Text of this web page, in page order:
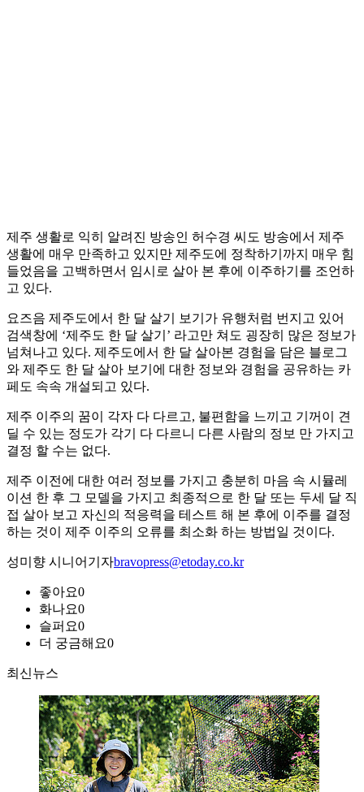
제주 생활로 익히 알려진 방송인 허수경 씨도 방송에서 제주
생활에 매우 만족하고 있지만 제주도에 정착하기까지 매우 힘
들었음을 고백하면서 임시로 살아 본 후에 이주하기를 조언하
고 있다.
요즈음 제주도에서 한 달 살기 보기가 유행처럼 번지고 있어
검색창에 ‘제주도 한 달 살기’ 라고만 쳐도 굉장히 많은 정보가
넘쳐나고 있다. 제주도에서 한 달 살아본 경험을 담은 블로그
와 제주도 한 달 살아 보기에 대한 정보와 경험을 공유하는 카
페도 속속 개설되고 있다.
제주 이주의 꿈이 각자 다 다르고, 불편함을 느끼고 기꺼이 견
딜 수 있는 정도가 각기 다 다르니 다른 사람의 정보 만 가지고
결정 할 수는 없다.
제주 이전에 대한 여러 정보를 가지고 충분히 마음 속 시뮬레
이션 한 후 그 모델을 가지고 최종적으로 한 달 또는 두세 달 직
접 살아 보고 자신의 적응력을 테스트 해 본 후에 이주를 결정
하는 것이 제주 이주의 오류를 최소화 하는 방법일 것이다.
성미향 시니어기자bravopress@etoday.co.kr
좋아요0
화나요0
슬퍼요0
더 궁금해요0
최신뉴스